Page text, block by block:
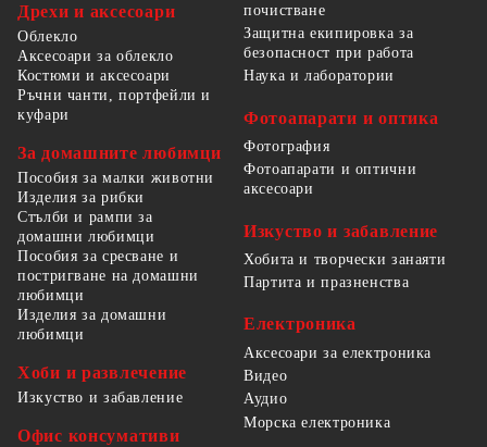
Дрехи и аксесоари
Облекло
Аксесоари за облекло
Костюми и аксесоари
Ръчни чанти, портфейли и
куфари
За домашните любимци
Пособия за малки животни
Изделия за рибки
Стълби и рампи за
домашни любимци
Пособия за сресване и
постригване на домашни
любимци
Изделия за домашни
любимци
Хоби и развлечение
Изкуство и забавление
Офис консумативи
почистване
Защитна екипировка за
безопасност при работа
Наука и лаборатории
Фотоапарати и оптика
Фотография
Фотоапарати и оптични
аксесоари
Изкуство и забавление
Хобита и творчески занаяти
Партита и празненства
Електроника
Аксесоари за електроника
Видео
Аудио
Морска електроника